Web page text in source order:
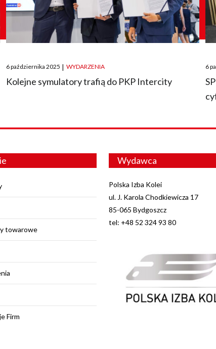
Posted
on
6 października 2025 | WYDARZENIA
Kolejne symulatory trafią do PKP Intercity
on
6
towarowe
Firm
Wydawca
Polska Izba Kolei
ul. J. Karola Chodkiewicza 17
85-065 Bydgoszcz
tel: +48 52 324 93 80